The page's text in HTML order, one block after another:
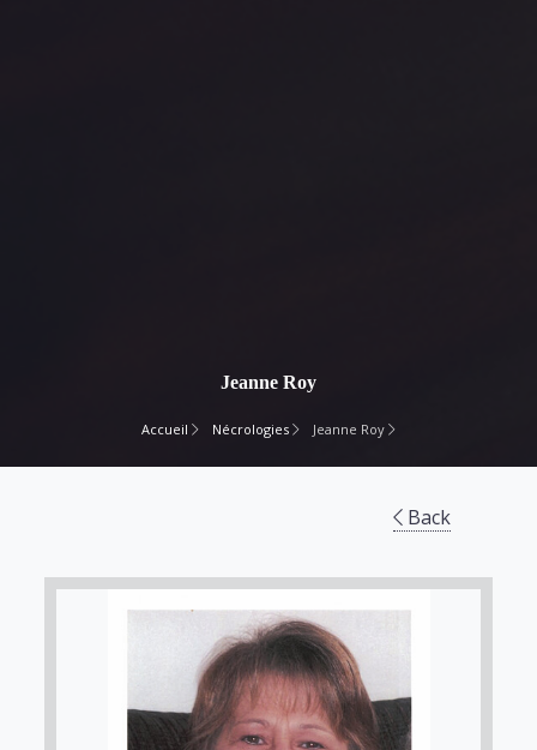
Jeanne Roy
Accueil Nécrologies Jeanne Roy
Back